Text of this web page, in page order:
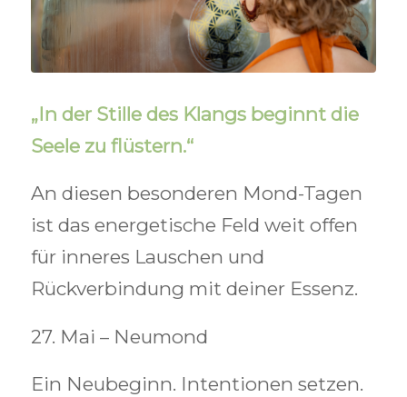
„In der Stille des Klangs beginnt die
Seele zu flüstern.“
An diesen besonderen Mond-Tagen
ist das energetische Feld weit offen
für inneres Lauschen und
Rückverbindung mit deiner Essenz.
27. Mai – Neumond
Ein Neubeginn. Intentionen setzen.